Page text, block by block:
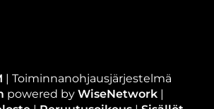
| Toiminnanohjausjärjestelmä
powered by WiseNetwork|